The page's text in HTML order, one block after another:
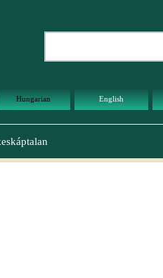
Hungarian English